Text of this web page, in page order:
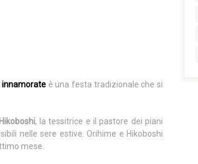
innamorate è una festa tradizionale che si
Hikoboshi, la tessitrice e il pastore dei piani
nelle sere estive. Orihime e Hikoboshi
mese.